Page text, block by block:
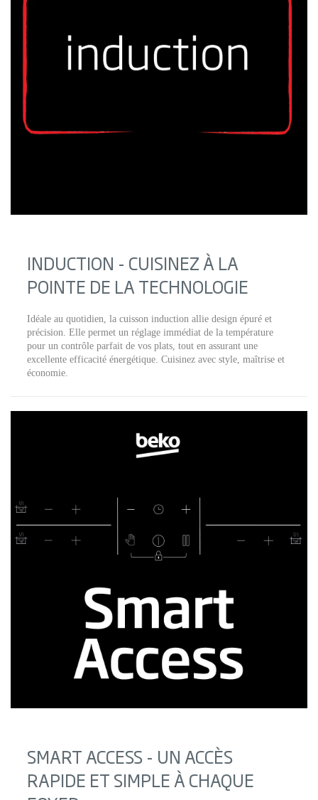
INDUCTION - CUISINEZ À LA
POINTE DE LA TECHNOLOGIE
Idéale au quotidien, la cuisson induction allie design épuré et
précision. Elle permet un réglage immédiat de la température
pour un contrôle parfait de vos plats, tout en assurant une
excellente efficacité énergétique. Cuisinez avec style, maîtrise et
économie.
SMART ACCESS - UN ACCÈS
RAPIDE ET SIMPLE À CHAQUE